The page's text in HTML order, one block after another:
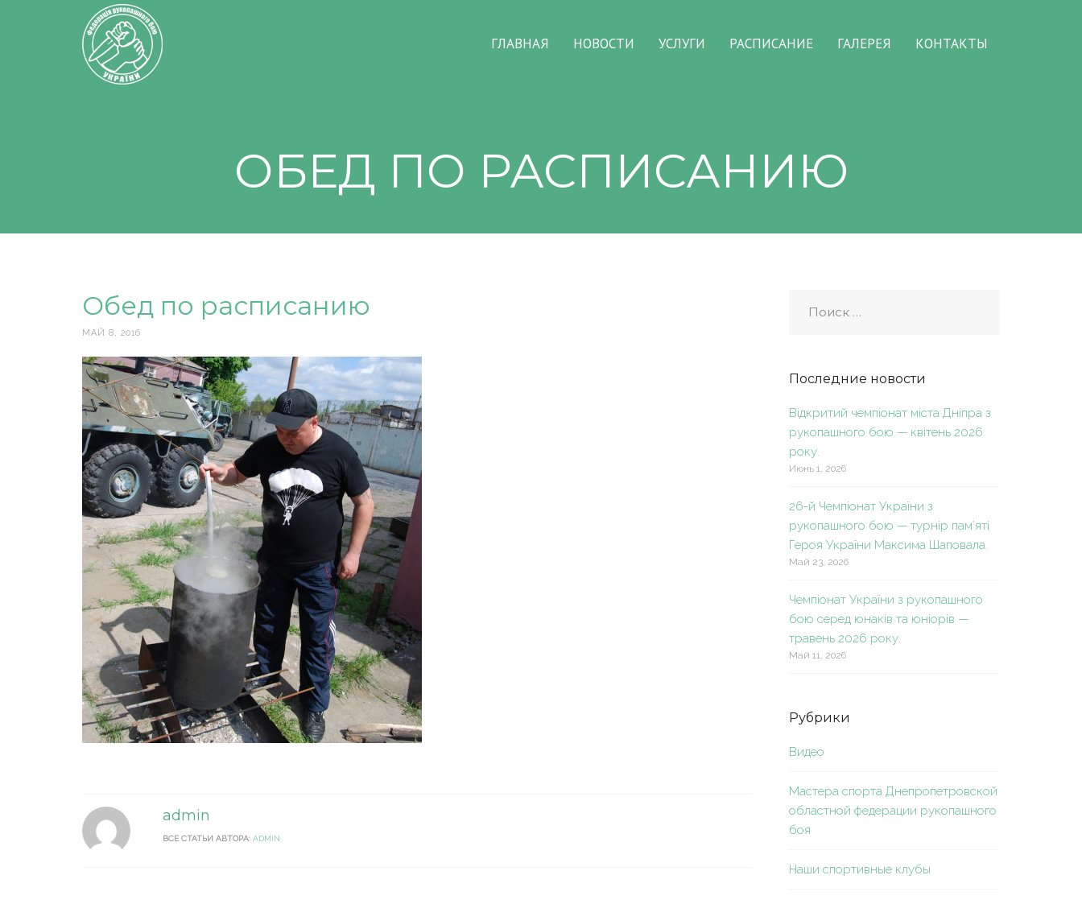
ГЛАВНАЯ НОВОСТИ УСЛУГИ РАСПИСАНИЕ ГАЛЕРЕЯ КОНТАКТЫ
ОБЕД ПО РАСПИСАНИЮ
Обед по расписанию
МАЙ 8, 2016
admin
ВСЕ СТАТЬИ АВТОРА: ADMIN
Последние новости
Відкритий чемпіонат міста Дніпра з
рукопашного бою — квітень 2026
року.
Июнь 1, 2026
26-й Чемпіонат України з
рукопашного бою — турнір пам’яті
Героя України Максима Шаповала.
Май 23, 2026
Чемпіонат України з рукопашного
бою серед юнаків та юніорів —
травень 2026 року.
Май 11, 2026
Рубрики
Видео
Мастера спорта Днепропетровской
областной федерации рукопашного
боя
Наши спортивные клубы